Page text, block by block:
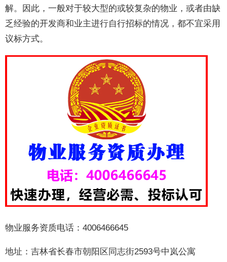
解。因此，一般对于较大型的或较复杂的物业，或者由缺
乏经验的开发商和业主进行自行招标的情况，都不宜采用
议标方式。
物业服务资质电话：4006466645
地址：吉林省长春市朝阳区同志街2593号中岚公寓